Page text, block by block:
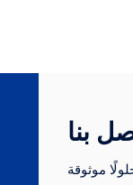
بنا
موثوقة